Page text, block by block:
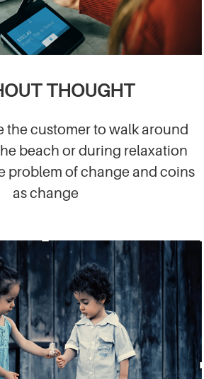
THOUGHT
the customer to walk around
beach or during relaxation
problem of change and coins
as change